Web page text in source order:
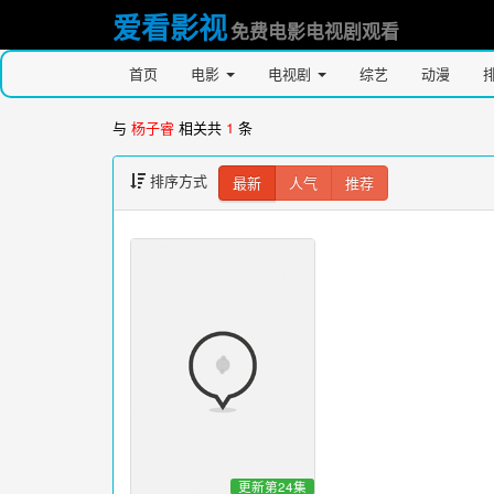
爱看影视免费电影电视剧观看
首页 电影 电视剧 综艺 动漫
与 杨子睿 相关共 1 条
排序方式 最新 人气 推荐
更新第24集